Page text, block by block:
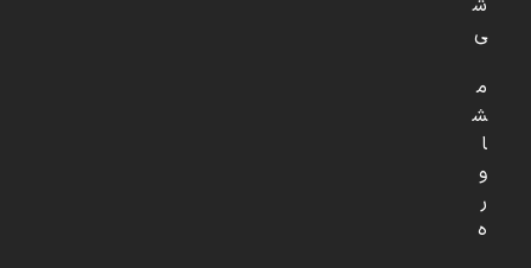
ش
ی
م
ش
ا
و
ر
ه